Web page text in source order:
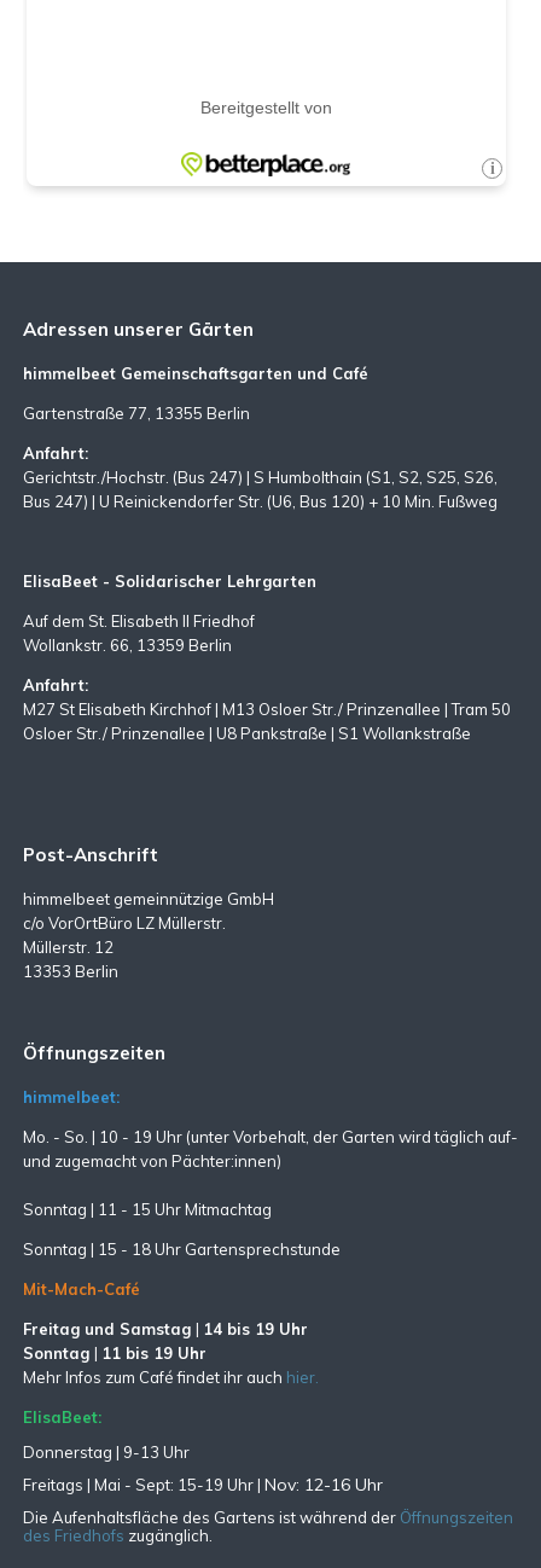
Adressen unserer Gärten
himmelbeet Gemeinschaftsgarten und Café
Gartenstraße 77, 13355 Berlin
Anfahrt:
Gerichtstr./Hochstr. (Bus 247) | S Humbolthain (S1, S2, S25, S26,
Bus 247) | U Reinickendorfer Str. (U6, Bus 120) + 10 Min. Fußweg
ElisaBeet - Solidarischer Lehrgarten
Auf dem St. Elisabeth II Friedhof
Wollankstr. 66, 13359 Berlin
Anfahrt:
M27 St Elisabeth Kirchhof | M13 Osloer Str./ Prinzenallee | Tram 50
Osloer Str./ Prinzenallee | U8 Pankstraße | S1 Wollankstraße
Post-Anschrift
himmelbeet gemeinnützige GmbH
c/o VorOrtBüro LZ Müllerstr.
Müllerstr. 12
13353 Berlin
Öffnungszeiten
himmelbeet:
Mo. - So. | 10 - 19 Uhr (unter Vorbehalt, der Garten wird täglich auf-
und zugemachtvon Pächter:innen)
Sonntag | 11 - 15 Uhr Mitmachtag
Sonntag | 15 - 18 Uhr Gartensprechstunde
Mit-Mach-Café
Freitag und Samstag | 14 bis 19 Uhr
Sonntag | 11 bis 19 Uhr
Mehr Infos zum Café findet ihr auch hier.
ElisaBeet:
Donnerstag | 9-13 Uhr
Freitags | Mai - Sept: 15-19 Uhr | Nov: 12-16 Uhr
Die Aufenhaltsfläche des Gartens ist während derÖffnungszeiten
des Friedhofs zugänglich.